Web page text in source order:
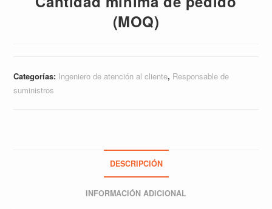
(MOQ)
Categorías: Ingeniero de atención al cliente, Responsable de
suministros
DESCRIPCIÓN
INFORMACIÓN ADICIONAL